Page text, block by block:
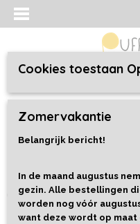
Laatste berichten
Cookies toestaan
Zomervakantie
Belangrijk bericht!
In de maand augustus
gezin. Alle bestellingen
worden nog vóór
want deze wordt op maat